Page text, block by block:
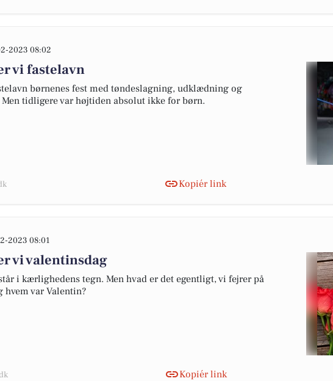
2023 08:02
vi fastelavn
børnenes fest med tøndeslagning, udklædning og
tidligere var højtiden absolut ikke for børn.
Kopiér link
2023 08:01
vi valentinsdag
i kærlighedens tegn. Men hvad er det egentligt, vi fejrer på
hvem var Valentin?
Kopiér link